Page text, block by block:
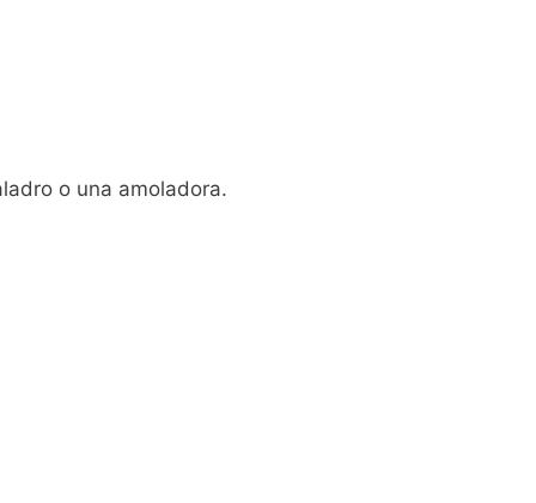
o una amoladora.